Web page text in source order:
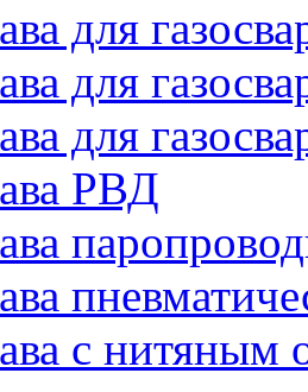
для
для
для
РВД
с нитяным